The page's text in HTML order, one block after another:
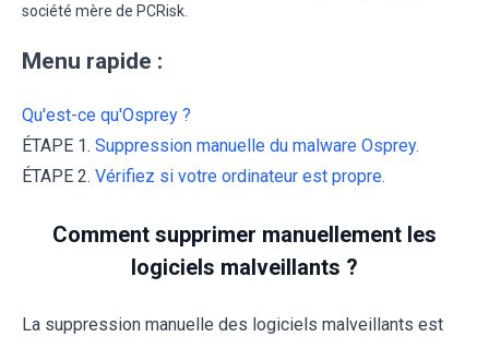
société mère de PCRisk.
Menu rapide :
Qu'est-ce qu'Osprey ?
ÉTAPE 1. Suppression manuelle du malware Osprey.
ÉTAPE 2. Vérifiez si votre ordinateur est propre.
Comment supprimer manuellement les
logiciels malveillants ?
La suppression manuelle des logiciels malveillants est